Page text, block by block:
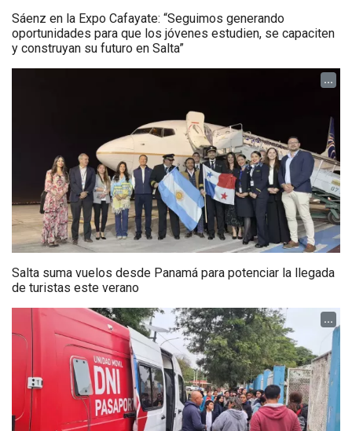
Sáenz en la Expo Cafayate: “Seguimos generando
oportunidades para que los jóvenes estudien, se capaciten
y construyan su futuro en Salta”
...
Salta suma vuelos desde Panamá para potenciar la llegada
de turistas este verano
...